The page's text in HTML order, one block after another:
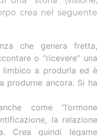
crea nel seguente
che genera fretta,
o “ricevere” una
a produrla ed è
produrne ancora. Si ha
come “l’ormone
la relazione
Crea quindi legame